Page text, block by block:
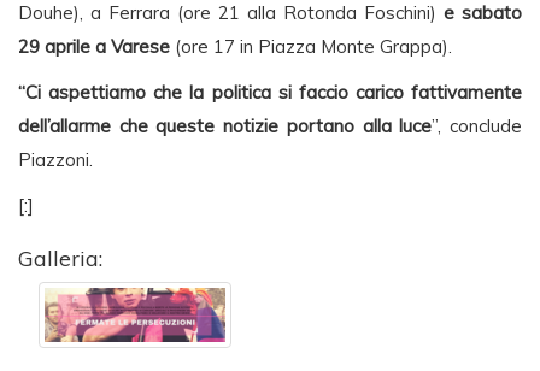
Douhe), a Ferrara (ore 21 alla Rotonda Foschini) e sabato
29 aprile a Varese (ore 17 in Piazza Monte Grappa).
“Ci aspettiamo che la politica si faccio carico fattivamente
dell’allarme che queste notizie portano alla luce”, conclude
Piazzoni.
[:]
Galleria: